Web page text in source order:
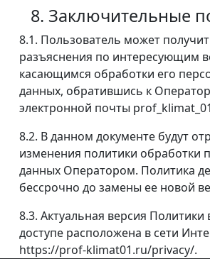
8. Заключительные
8.1. Пользователь может
разъяснения по интересующим
касающимся обработки его
данных, обратившись к
электронной почты
8.2. В данном документе будут
изменения политики обработки
данных Оператором. Политика
бессрочно до замены ее новой
8.3. Актуальная версия
доступе расположена в сети
https://prof-klimat01.ru/privacy/.